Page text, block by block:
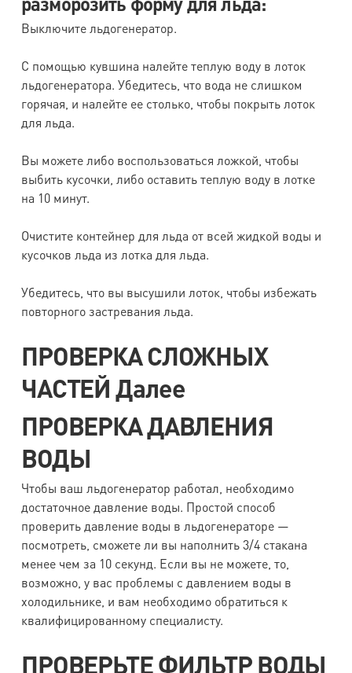
Выключите льдогенератор.
С помощью кувшина налейте теплую воду в лоток
льдогенератора. Убедитесь, что вода не слишком
горячая, и налейте ее столько, чтобы покрыть лоток
для льда.
Вы можете либо воспользоваться ложкой, чтобы
выбить кусочки, либо оставить теплую воду в лотке
на 10 минут.
Очистите контейнер для льда от всей жидкой воды и
кусочков льда из лотка для льда.
Убедитесь, что вы высушили лоток, чтобы избежать
повторного застревания льда.
ПРОВЕРКА СЛОЖНЫХ
ЧАСТЕЙ Далее
ПРОВЕРКА ДАВЛЕНИЯ
ВОДЫ
Чтобы ваш льдогенератор работал, необходимо
достаточное давление воды. Простой способ
проверить давление воды в льдогенераторе —
посмотреть, сможете ли вы наполнить 3/4 стакана
менее чем за 10 секунд. Если вы не можете, то,
возможно, у вас проблемы с давлением воды в
холодильнике, и вам необходимо обратиться к
квалифицированному специалисту.
ПРОВЕРЬТЕ ФИЛЬТР ВОДЫ